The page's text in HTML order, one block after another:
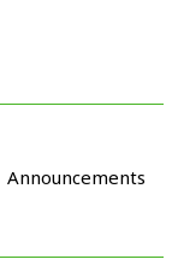
Announcements